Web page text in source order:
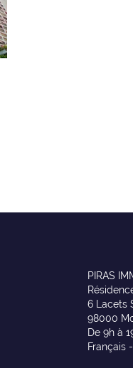
PIRAS
6 Lacets
98000
De 9h à
Français